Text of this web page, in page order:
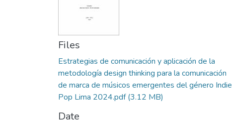
Files
Estrategias de comunicación y aplicación de la
metodología design thinking para la comunicación
de marca de músicos emergentes del género Indie
Pop Lima 2024.pdf(3.12 MB)
Date